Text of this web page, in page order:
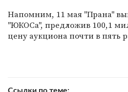
Напомним, 11 мая "Прана"
"ЮКОСа", предложив 100,1
цену аукциона почти в пять